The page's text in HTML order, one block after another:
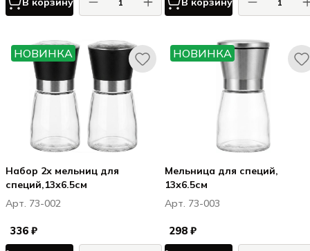
НОВИНКА
Набор 2х мельниц для
специй,13х6.5см
Арт. 73-002
336 ₽
НОВИНКА
Мельница для специй,
13х6.5см
Арт. 73-003
298 ₽